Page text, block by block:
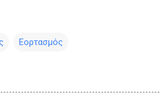
Εορτασμός